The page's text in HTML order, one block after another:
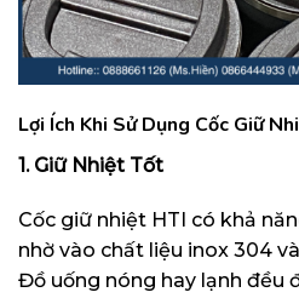
Lợi Ích Khi Sử Dụng Cốc Giữ
1. Giữ Nhiệt Tốt
Cốc giữ nhiệt HTI có khả
nhờ vào chất liệu inox 304
Đồ uống nóng hay lạnh đều